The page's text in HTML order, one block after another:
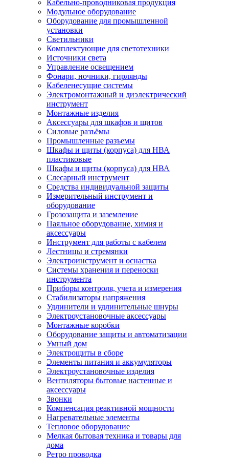
Кабельно-проводниковая продукция
Модульное оборудование
Оборудование для промышленной
установки
Светильники
Комплектующие для светотехники
Источники света
Управление освещением
Фонари, ночники, гирлянды
Кабеленесущие системы
Электромонтажный и диэлектрический
инструмент
Монтажные изделия
Аксессуары для шкафов и щитов
Силовые разъёмы
Промышленные разъемы
Шкафы и щиты (корпуса) для НВА
пластиковые
Шкафы и щиты (корпуса) для НВА
Слесарный инструмент
Средства индивидуальной защиты
Измерительный инструмент и
оборудование
Грозозащита и заземление
Паяльное оборудование, химия и
аксессуары
Инструмент для работы с кабелем
Лестницы и стремянки
Электроинструмент и оснастка
Системы хранения и переноски
инструмента
Приборы контроля, учета и измерения
Стабилизаторы напряжения
Удлинители и удлинительные шнуры
Электроустановочные аксессуары
Монтажные коробки
Оборудование защиты и автоматизации
Умный дом
Электрощиты в сборе
Элементы питания и аккумуляторы
Электроустановочные изделия
Вентиляторы бытовые настенные и
аксессуары
Звонки
Компенсация реактивной мощности
Нагревательные элементы
Тепловое оборудование
Мелкая бытовая техника и товары для
дома
Ретро проводка